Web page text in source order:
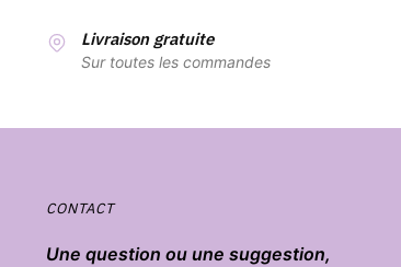
Livraison gratuite
Sur toutes les commandes
CONTACT
Une question ou une suggestion,